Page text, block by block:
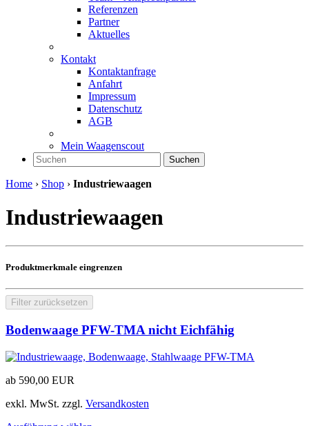
Referenzen
Partner
Aktuelles
Kontakt
Kontaktanfrage
Anfahrt
Impressum
Datenschutz
AGB
Mein Waagenscout
Suchen
Home › Shop › Industriewaagen
Industriewaagen
Produktmerkmale eingrenzen
Filter zurücksetzen
Bodenwaage PFW-TMA nicht Eichfähig
ab 590,00 EUR
exkl. MwSt. zzgl. Versandkosten